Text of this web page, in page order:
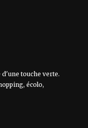
touche verte.
écolo,